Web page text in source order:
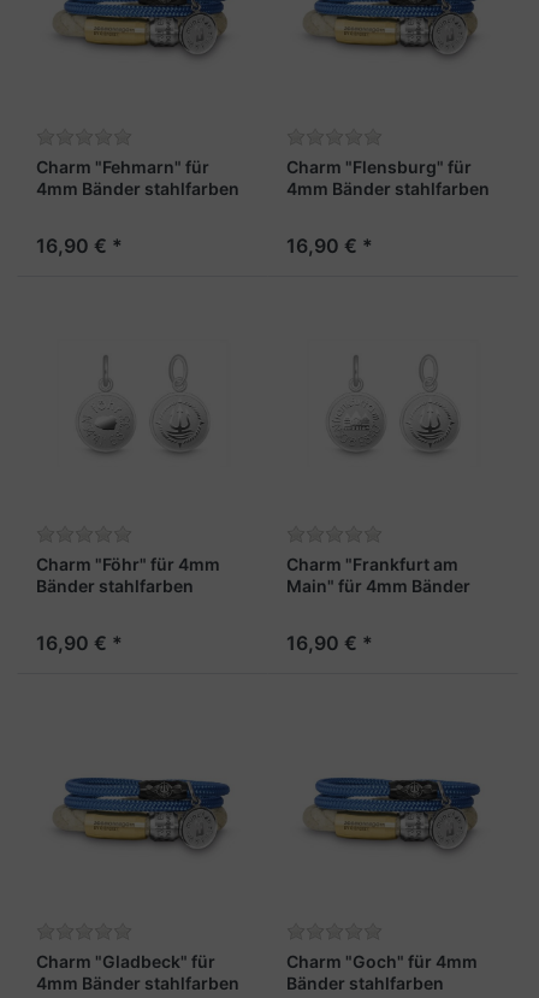
Charm "Fehmarn" für
4mm Bänder stahlfarben
16,90 € *
Charm "Flensburg" für
4mm Bänder stahlfarben
16,90 € *
Charm "Föhr" für 4mm
Bänder stahlfarben
16,90 € *
Charm "Frankfurt am
Main" für 4mm Bänder
16,90 € *
Charm "Gladbeck" für
4mm Bänder stahlfarben
Charm "Goch" für 4mm
Bänder stahlfarben